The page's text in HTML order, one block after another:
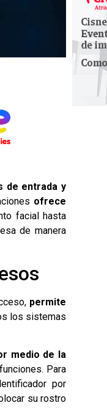
de entrada y
ofrece
facial hasta
de manera
permite
los sistemas
medio de la
Para
por
su rostro